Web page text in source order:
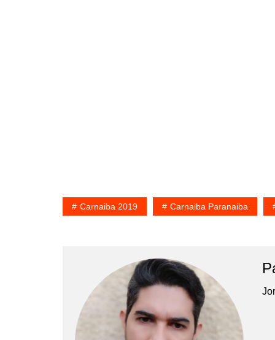
Carnaiba 2019 Carnaiba Paranaiba